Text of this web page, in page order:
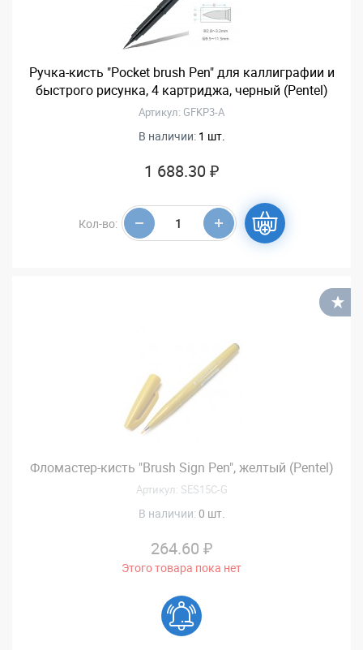
Ручка-кисть "Pocket brush Pen" для каллиграфии и
быстрого рисунка, 4 картриджа, черный (Pentel)
Артикул: GFKP3-A
В наличии: 1 шт.
1 688.30 ₽
Кол-во:
Фломастер-кисть "Brush Sign Pen", желтый (Pentel)
Артикул: SES15C-G
В наличии: 0 шт.
264.60 ₽
Этого товара пока нет